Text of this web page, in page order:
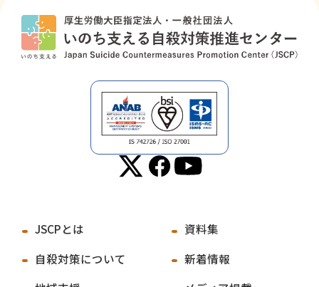
JSCPとは
自殺対策について
資料集
新着情報